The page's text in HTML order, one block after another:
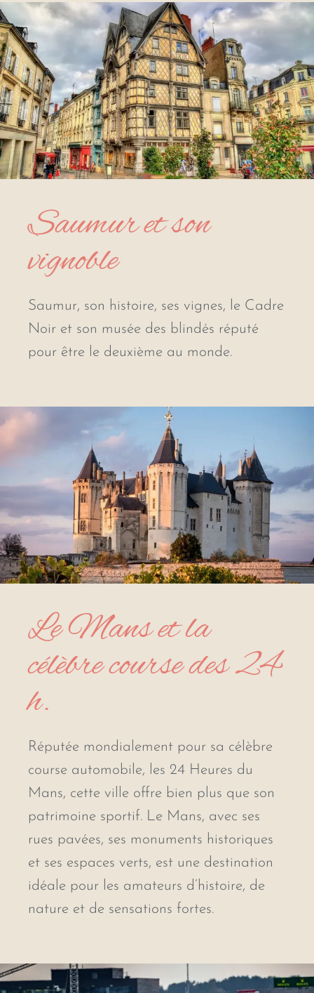
Saumur et son
vignoble
Saumur, son histoire, ses vignes, le Cadre
Noir et son musée des blindés réputé
pour être le deuxième au monde.
Le Mans et la
célèbre course des 24
h.
Réputée mondialement pour sa célèbre
course automobile, les 24 Heures du
Mans, cette ville offre bien plus que son
patrimoine sportif. Le Mans, avec ses
rues pavées, ses monuments historiques
et ses espaces verts, est une destination
idéale pour les amateurs d’histoire, de
nature et de sensations fortes.